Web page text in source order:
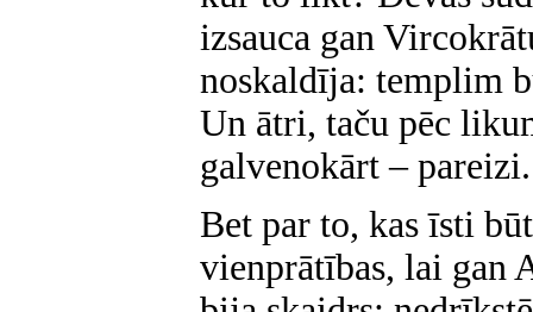
izsauca gan
noskaldīja: templim
Un ātri, taču pēc
galvenokārt –
Bet par to, kas īsti
vienprātības, lai gan